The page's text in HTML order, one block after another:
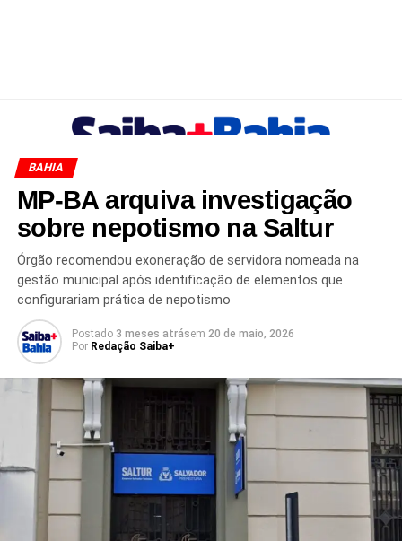
BAHIA
MP-BA arquiva investigação
sobre nepotismo na Saltur
Órgão recomendou exoneração de servidora nomeada na
gestão municipal após identificação de elementos que
configurariam prática de nepotismo
Postado 3 meses atrásem 20 de maio, 2026
Por Redação Saiba+